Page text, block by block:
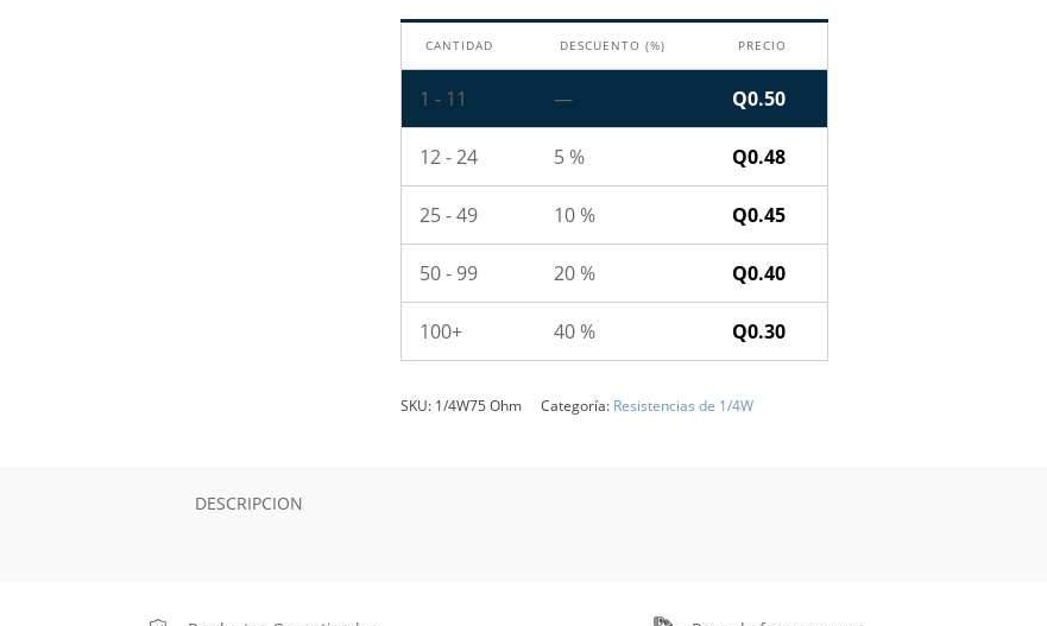
CANTIDAD DESCUENTO (%) PRECIO
1 - 11 — Q0.50
12 - 24 5 % Q0.48
25 - 49 10 % Q0.45
50 - 99 20 % Q0.40
100+ 40 % Q0.30
SKU: 1/4W75 Ohm Categoría: Resistencias de 1/4W
DESCRIPCION